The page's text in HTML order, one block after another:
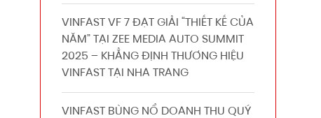
VINFAST VF 7 ĐẠT GIẢI “THIẾT KẾ CỦA
NĂM” TẠI ZEE MEDIA AUTO SUMMIT
2025 – KHẲNG ĐỊNH THƯƠNG HIỆU
VINFAST TẠI NHA TRANG
VINFAST BÙNG NỔ DOANH THU QUÝ